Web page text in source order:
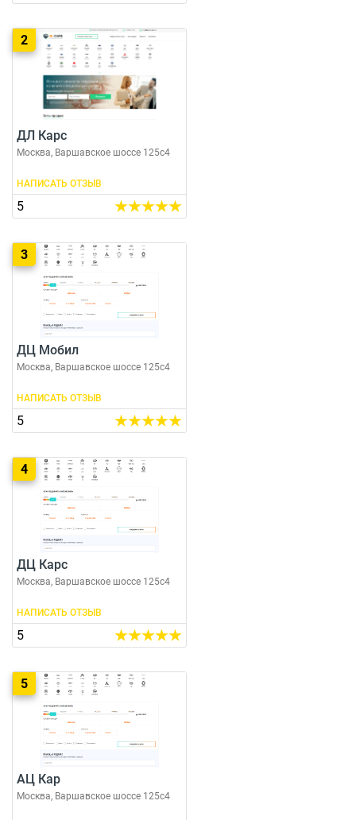
2
ДЛ Карс
Москва, Варшавское шоссе 125с4
НАПИСАТЬ ОТЗЫВ
5
3
ДЦ Мобил
Москва, Варшавское шоссе 125с4
НАПИСАТЬ ОТЗЫВ
5
4
ДЦ Карс
Москва, Варшавское шоссе 125с4
НАПИСАТЬ ОТЗЫВ
5
5
АЦ Кар
Москва, Варшавское шоссе 125с4